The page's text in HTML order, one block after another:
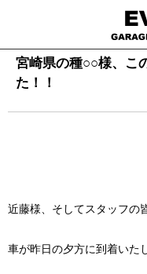
宮崎県の種○○様、こ
た！！
近藤様、そしてスタッフの
車が昨日の夕方に到着いた